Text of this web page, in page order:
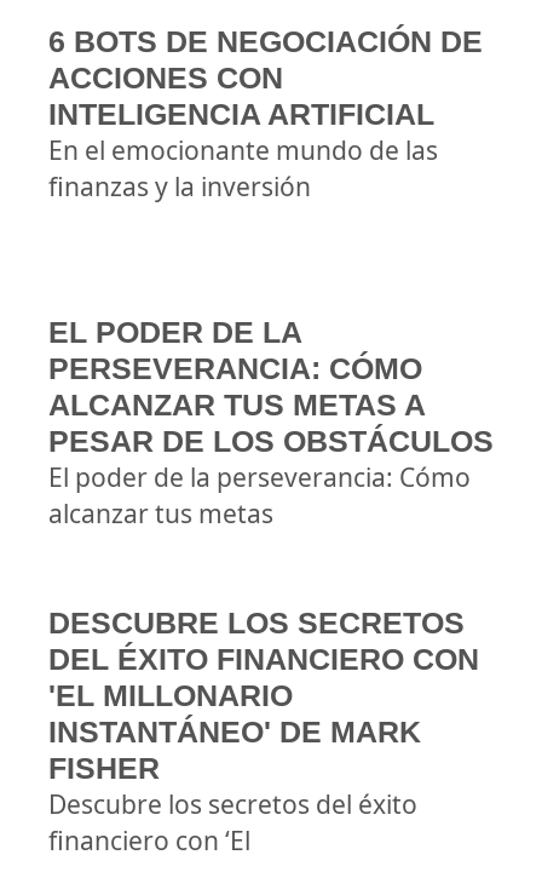
6 BOTS DE NEGOCIACIÓN DE
ACCIONES CON
INTELIGENCIA ARTIFICIAL
En el emocionante mundo de las
finanzas y la inversión
EL PODER DE LA
PERSEVERANCIA: CÓMO
ALCANZAR TUS METAS A
PESAR DE LOS OBSTÁCULOS
El poder de la perseverancia: Cómo
alcanzar tus metas
DESCUBRE LOS SECRETOS
DEL ÉXITO FINANCIERO CON
'EL MILLONARIO
INSTANTÁNEO' DE MARK
FISHER
Descubre los secretos del éxito
financiero con ‘El